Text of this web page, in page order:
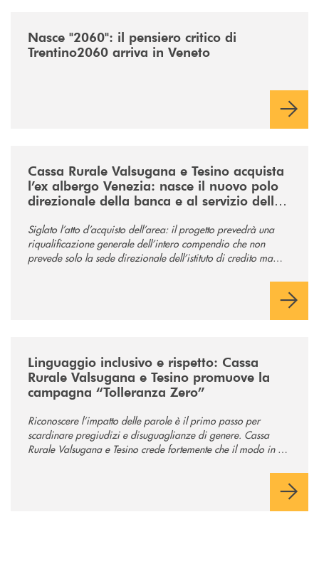
Nasce "2060": il pensiero critico di
Trentino2060 arriva in Veneto
Cassa Rurale Valsugana e Tesino acquista
l’ex albergo Venezia: nasce il nuovo polo
direzionale della banca e al servizio della
Siglato l’atto d’acquisto dell’area: il progetto prevedrà una
riqualificazione generale dell’intero compendio che non
prevede solo la sede direzionale dell’istituto di credito ma
Linguaggio inclusivo e rispetto: Cassa
Rurale Valsugana e Tesino promuove la
campagna “Tolleranza Zero”
Riconoscere l’impatto delle parole è il primo passo per
scardinare pregiudizi e disuguaglianze di genere. Cassa
Rurale Valsugana e Tesino crede fortemente che il modo in cui